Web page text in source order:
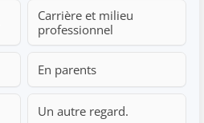
Carrière et milieu
professionnel
En parents
Un autre regard.